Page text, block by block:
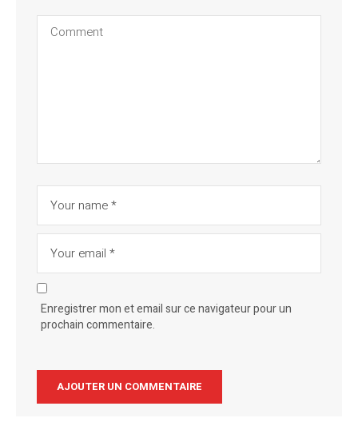
Enregistrer mon et email sur ce navigateur pour un
prochain commentaire.